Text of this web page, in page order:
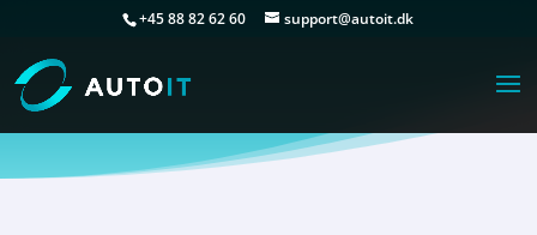
+45 88 82 62 60 support@autoit.dk